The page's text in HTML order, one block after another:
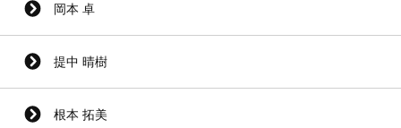
岡本 卓
提中 晴樹
根本 拓美